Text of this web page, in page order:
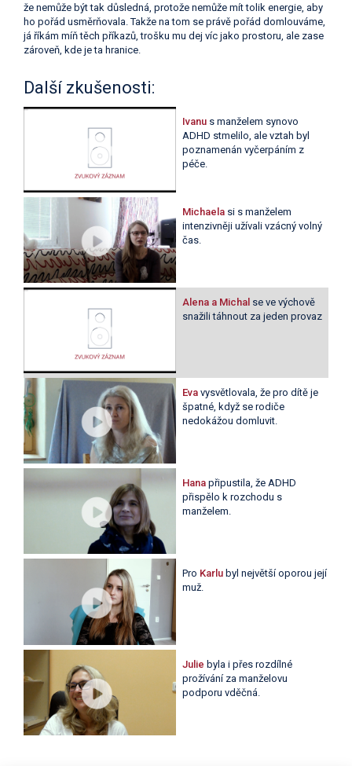
že nemůže být tak důsledná, protože nemůže mít tolik energie, aby
ho pořád usměrňovala. Takže na tom se právě pořád domlouváme,
já říkám míň těch příkazů, trošku mu dej víc jako prostoru, ale zase
zároveň, kde je ta hranice.
Další zkušenosti:
Ivanu s manželem synovo
ADHD stmelilo, ale vztah byl
poznamenán vyčerpáním z
péče.
Michaelasi s manželem
intenzivněji užívali vzácný volný
čas.
Alena a Michal se ve výchově
snažili táhnout za jeden provaz
Eva vysvětlovala, že pro dítě je
špatné, když se rodiče
nedokážou domluvit.
Hana připustila, že ADHD
přispělo k rozchodu s
manželem.
Pro Karlu byl největší oporou její
muž.
Julie byla i přes rozdílné
prožívání za manželovu
podporu vděčná.